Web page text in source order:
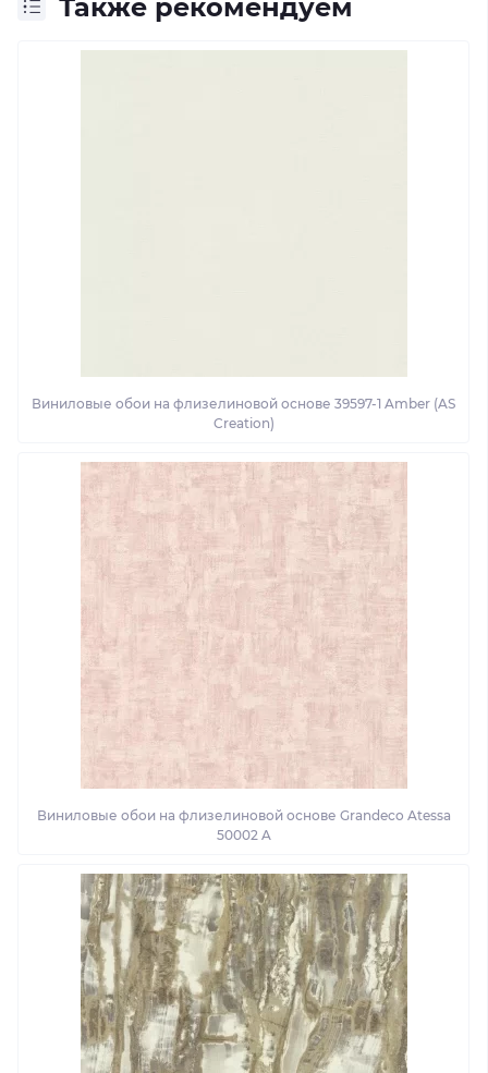
Также рекомендуем
Виниловые обои на флизелиновой основе 39597-1 Amber (AS
Creation)
Виниловые обои на флизелиновой основе Grandeco Atessa
50002 A